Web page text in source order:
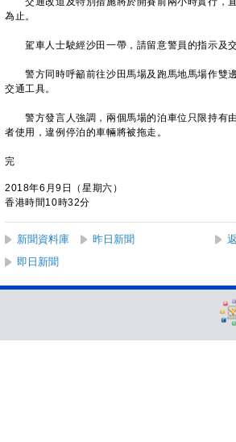
為止。
駕車人士駛經沙田一帶，請留意警員的指示及交
警方同時呼籲前往沙田馬場及跑馬地馬場作雙
交通工具。
警方發言人強調，兩個馬場的泊車位只限持有
者使用，違例停泊的車輛將被拖走。
完
2018年6月9日（星期六）
香港時間10時32分
新聞資料庫 昨日新聞
即日新聞